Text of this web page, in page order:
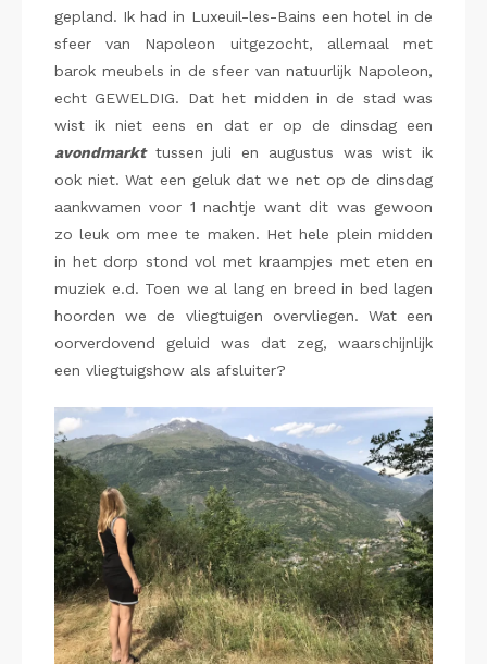
gepland. Ik had in Luxeuil-les-Bains een hotel in de
sfeer van Napoleon uitgezocht, allemaal met
barok meubels in de sfeer van natuurlijk Napoleon,
echt GEWELDIG. Dat het midden in de stad was
wist ik niet eens en dat er op de dinsdag een
avondmarkttussen juli en augustus was wist ik
ook niet. Wat een geluk dat we net op de dinsdag
aankwamen voor 1 nachtje want dit was gewoon
zo leuk om mee te maken. Het hele plein midden
in het dorp stond vol met kraampjes met eten en
muziek e.d. Toen we al lang en breed in bed lagen
hoorden we de vliegtuigen overvliegen. Wat een
oorverdovend geluid was dat zeg, waarschijnlijk
een vliegtuigshow als afsluiter?